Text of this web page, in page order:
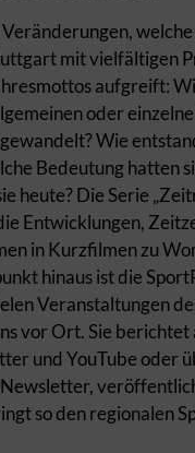
mit vielfältigen
aufgreift:
oder
Wie
Bedeutung hatten
heute? Die Serie
Entwicklungen,
in Kurzfilmen zu
hinaus ist die
Veranstaltungen
vor Ort. Sie berichtet
und YouTube oder
so den regionalen